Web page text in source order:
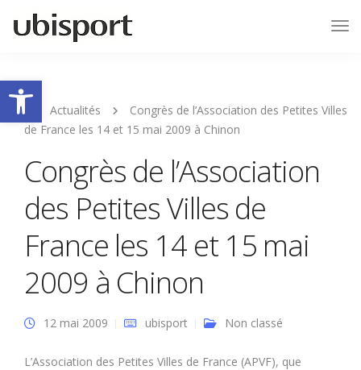
Ouvrir la barre d’outils
Actualités
Congrès de l’Association des Petites Villes
de France les 14 et 15 mai 2009 à Chinon
Congrès de l’Association
des Petites Villes de
France les 14 et 15 mai
2009 à Chinon
12 mai 2009 ubisport Non classé
L’Association des Petites Villes de France (APVF), que